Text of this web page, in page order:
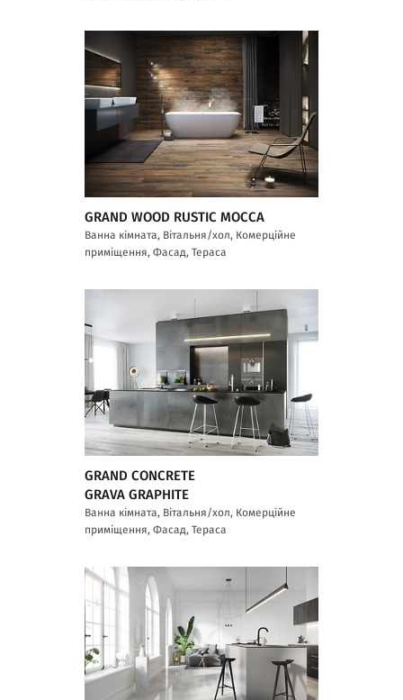
GRAND WOOD RUSTIC MOCCA
Ванна кімната, Вітальня/хол, Комерційне
приміщення, Фасад, Тераса
GRAND CONCRETE
GRAVA GRAPHITE
Ванна кімната, Вітальня/хол, Комерційне
приміщення, Фасад, Тераса